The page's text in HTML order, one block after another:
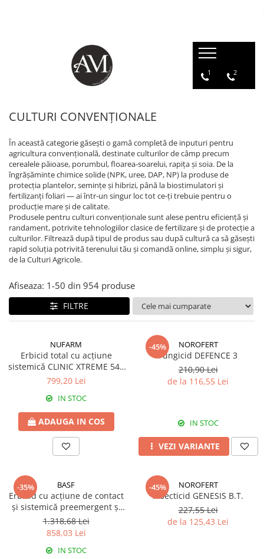
Insecticide
AGRIȘ
Fungicide
Insecticide
Fertilizanți foliari
ALUN
Erbicide
ANDIVE
Erbicide
Erbicide
Insecticide
Fertilizanți foliari
ARDEI
Fungicide
Insecticide
Fertilizanți foliari
Dezinfectant sol
Erbicide
BOB
BROCCOLI
Fungicide
Fertilizanți foliari
Fertilizanți foliari
Fungicide
Insecticide
Acaricide
Fertilizanți foliari
ARDEI
Fungicide
Insecticide
Fertilizanți foliari
Insecticide
Fungicide
Insecticide
Fertilizanți foliari
Insecticide
Acaricide
Fertilizanți foliari
Fungicide
Îngrășăminte azotoase
Îngrășăminte complexe
Îngrășăminte ecologice
Îngrășăminte lichide
Îngrășăminte hidrosolubile
Îngrășământ chimic starter
Amelioratori de sol
Floarea soarelui
Porumb
Rapiță
Semințe alte culturi: amestec
furajer, iarbă de coasă, pășune,
trifoi, gazon, muștar, borceag,
iarbă de sudan
Soia
Sorg
Dezinfectant sol
Fungicide
Erbicide
Fertilizanți foliari
Insecticide
Pachete tehnologice
Regulatori de creștere
Tratament semințe
Amelioratori de sol
1 2
CULTURI CONVENȚIONALE
În această categorie găsești o gamă completă de inputuri pentru
agricultura convențională, destinate culturilor de câmp precum
cerealele păioase, porumbul, floarea-soarelui, rapița și soia. De la
îngrășăminte chimice solide (NPK, uree, DAP, NP) la produse de
protecția plantelor, semințe și hibrizi, până la biostimulatori și
fertilizanți foliari — ai într-un singur loc tot ce-ți trebuie pentru o
producție mare și de calitate.
Produsele pentru culturi convenționale sunt alese pentru eficiență și
randament, potrivite tehnologiilor clasice de fertilizare și de protecție a
culturilor. Filtrează după tipul de produs sau după cultură ca să găsești
rapid soluția potrivită terenului tău și comandă online, simplu și sigur,
de la Culturi Agricole.
Afiseaza: 1-50 din 954 produse
FILTRE
NUFARM
Erbicid total cu acțiune
sistemică CLINIC XTREME 540
SL
799,20 Lei
IN STOC
ADAUGA IN COS
-45% NOROFERT
Fungicid DEFENCE 3
210,90 Lei
de la 116,55 Lei
IN STOC
VEZI VARIANTE
-35% BASF
Erbicid cu acțiune de contact
și sistemică preemergent și
postemergent EFFIGO S
1.318,68 Lei
858,03 Lei
IN STOC
-45% NOROFERT
Insecticid GENESIS B.T.
227,55 Lei
de la 125,43 Lei